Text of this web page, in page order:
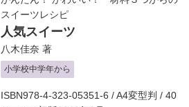
スイーツレシピ
人気スイーツ
八木佳奈 著
小学校中学年から
ISBN978-4-323-05351-6 / A4変型判 / 40